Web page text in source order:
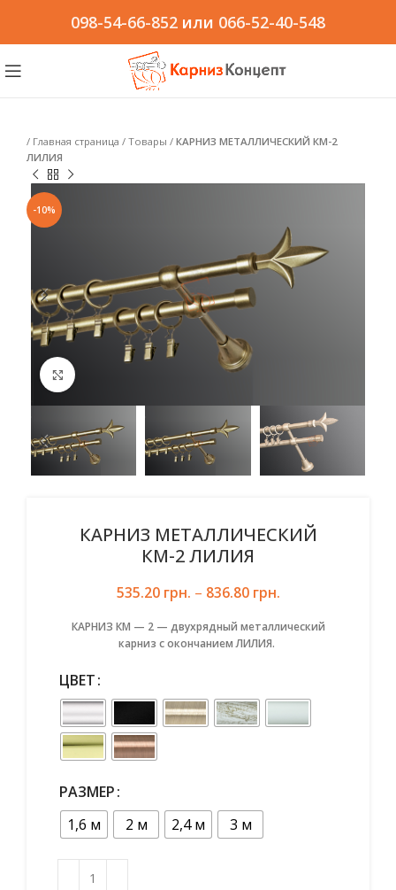
098-54-66-852 или 066-52-40-548
/ Главная страница / Товары / КАРНИЗ МЕТАЛЛИЧЕСКИЙ КМ-2
ЛИЛИЯ
-10%
КАРНИЗ МЕТАЛЛИЧЕСКИЙ
КМ-2 ЛИЛИЯ
535.20 грн. – 836.80 грн.
КАРНИЗ КМ — 2 — двухрядный металлический
карниз с окончанием ЛИЛИЯ.
ЦВЕТ
РАЗМЕР
1,6 м
2 м 2,4 м 3 м